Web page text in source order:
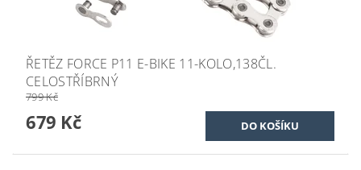
ŘETĚZ FORCE P11 E-BIKE 11-KOLO,138ČL.
CELOSTŘÍBRNÝ
799 Kč
679 Kč